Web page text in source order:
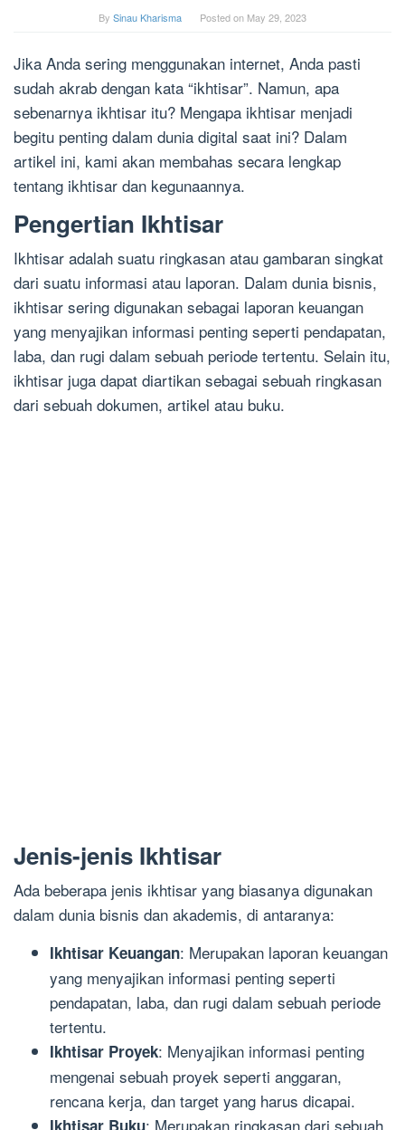
By Sinau Kharisma Posted on May 29, 2023
Jika Anda sering menggunakan internet, Anda pasti
sudah akrab dengan kata “ikhtisar”. Namun, apa
sebenarnya ikhtisar itu? Mengapa ikhtisar menjadi
begitu penting dalam dunia digital saat ini? Dalam
artikel ini, kami akan membahas secara lengkap
tentang ikhtisar dan kegunaannya.
Pengertian Ikhtisar
Ikhtisar adalah suatu ringkasan atau gambaran singkat
dari suatu informasi atau laporan. Dalam dunia bisnis,
ikhtisar sering digunakan sebagai laporan keuangan
yang menyajikan informasi penting seperti pendapatan,
laba, dan rugi dalam sebuah periode tertentu. Selain itu,
ikhtisar juga dapat diartikan sebagai sebuah ringkasan
dari sebuah dokumen, artikel atau buku.
Jenis-jenis Ikhtisar
Ada beberapa jenis ikhtisar yang biasanya digunakan
dalam dunia bisnis dan akademis, di antaranya:
Ikhtisar Keuangan: Merupakan laporan keuangan
yang menyajikan informasi penting seperti
pendapatan, laba, dan rugi dalam sebuah periode
tertentu.
Ikhtisar Proyek: Menyajikan informasi penting
mengenai sebuah proyek seperti anggaran,
rencana kerja, dan target yang harus dicapai.
: Merupakan ringkasan dari sebuah